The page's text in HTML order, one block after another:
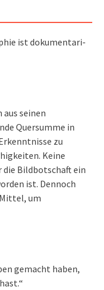
ist do­ku­men­ta­ri­
aus seinen
Quersumme in
zu
Keine
die Bildbotschaft ein
ist. Dennoch
um
gemacht haben,